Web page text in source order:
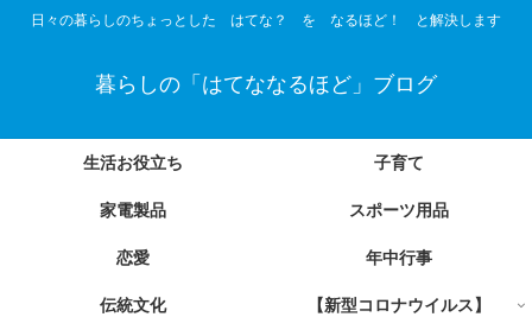
日々の暮らしのちょっとした はてな？ を なるほど！ と解決します
暮らしの「はてななるほど」ブログ
生活お役立ち 子育て
家電製品 スポーツ用品
恋愛 年中行事
伝統文化 【新型コロナウイルス】